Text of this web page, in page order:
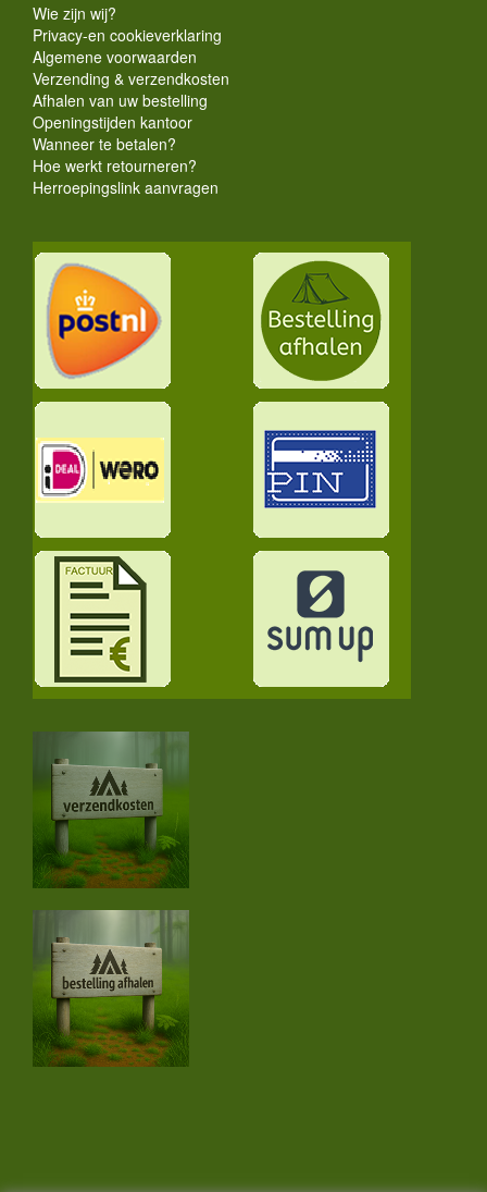
Wie zijn wij?
Privacy-en cookieverklaring
Algemene voorwaarden
Verzending & verzendkosten
Afhalen van uw bestelling
Openingstijden kantoor
Wanneer te betalen?
Hoe werkt retourneren?
Herroepingslink aanvragen